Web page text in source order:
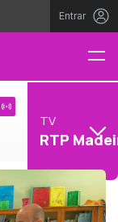
Entrar
TV
RTP